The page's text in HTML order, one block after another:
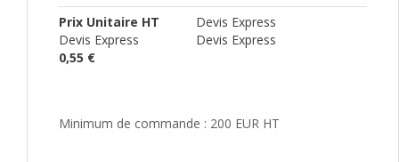
Prix Unitaire HT
Devis Express
Devis Express
Devis Express
0,55 €
Minimum de commande : 200 EUR HT